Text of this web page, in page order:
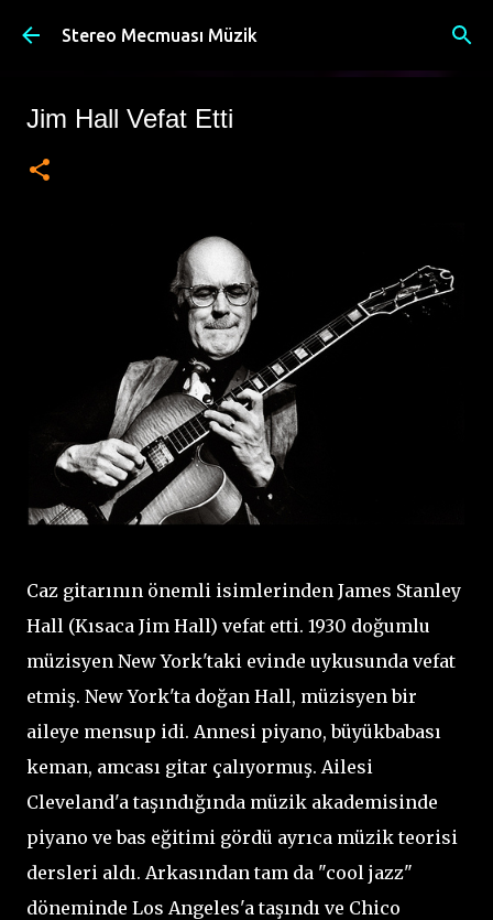
Ana içeriğe atla
Stereo Mecmuası Müzik
Jim Hall Vefat Etti
Caz gitarının önemli isimlerinden James Stanley
Hall (Kısaca Jim Hall) vefat etti. 1930 doğumlu
müzisyen New York'taki evinde uykusunda vefat
etmiş. New York'ta doğan Hall, müzisyen bir
aileye mensup idi. Annesi piyano, büyükbabası
keman, amcası gitar çalıyormuş. Ailesi
Cleveland'a taşındığında müzik akademisinde
piyano ve bas eğitimi gördü ayrıca müzik teorisi
dersleri aldı. Arkasından tam da "cool jazz"
döneminde Los Angeles'a taşındı ve Chico